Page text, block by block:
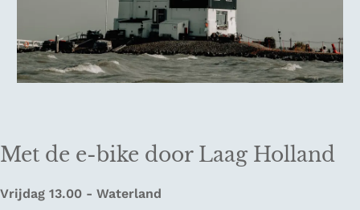
Met de e-bike door Laag Holland
Vrijdag 13.00 - Waterland